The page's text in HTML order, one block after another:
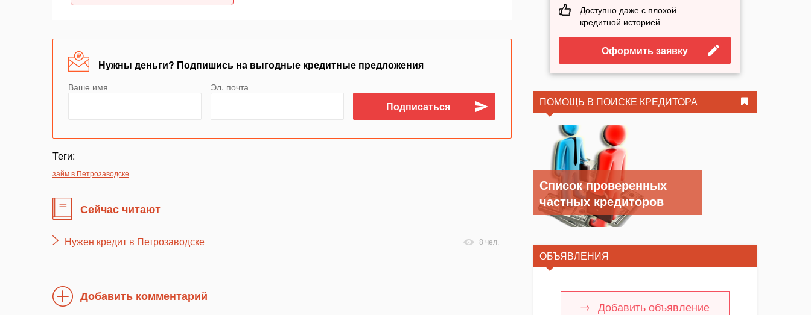
Нужны деньги? Подпишись на выгодные кредитные предложения
Ваше имя Эл. почта
Теги:
займ в Петрозаводске
Сейчас читают
Нужен кредит в Петрозаводске 8 чел.
Добавить комментарий
Доступно даже с плохой
кредитной историей
Оформить заявку
ПОМОЩЬ В ПОИСКЕ КРЕДИТОРА
Список проверенных
частных кредиторов
ОБЪЯВЛЕНИЯ
Добавить объявление